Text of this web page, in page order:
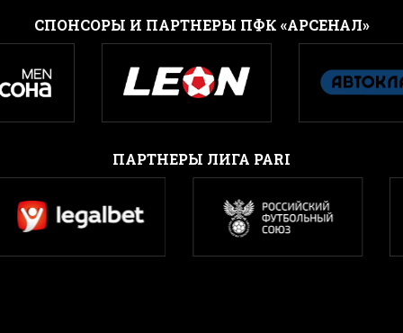
CПОНСОРЫ И ПАРТНЕРЫ ПФК «АРСЕНАЛ»
ПАРТНЕРЫ ЛИГА PARI